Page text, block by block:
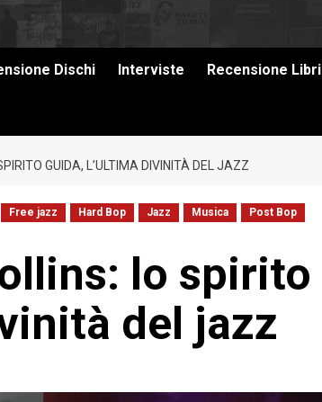
Dischi Interviste Recensione Libri
GUIDA, L’ULTIMA DIVINITÀ DEL JAZZ
Free jazz Hard Bop Jazz Musica
Post Bop
lo spirito
del jazz